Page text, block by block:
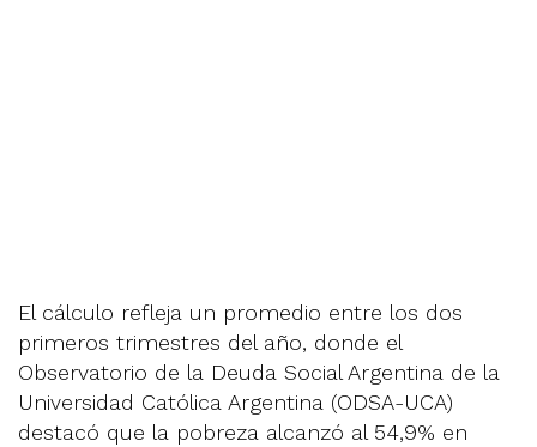
El cálculo refleja un promedio entre los dos
primeros trimestres del año, donde el
Observatorio de la Deuda Social Argentina de la
Universidad Católica Argentina (ODSA-UCA)
destacó que la pobreza alcanzó al 54,9% en